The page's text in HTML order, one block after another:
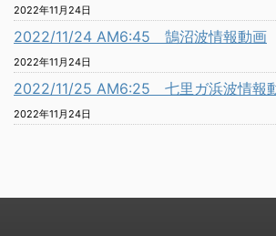
2022年11月24日
2022/11/24 AM6:45 鵠沼波情報動画
2022年11月24日
2022/11/25 AM6:25 七里ガ浜波情報
2022年11月24日